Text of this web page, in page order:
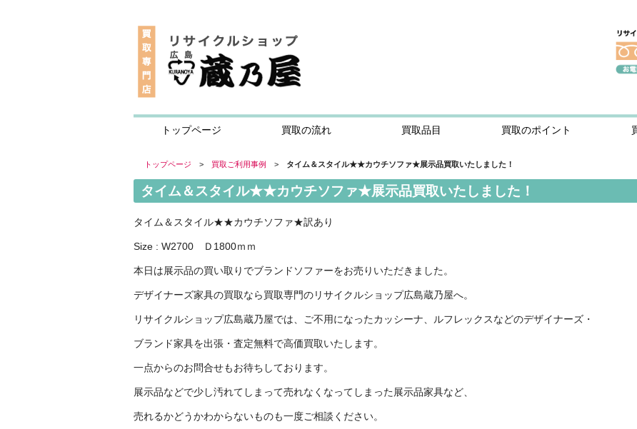
トップページ 買取の流れ 買取品目 買取のポイント
トップページ > 買取ご利用事例 > タイム＆スタイル★★カウチソファ★展示品買取いたしました！
タイム＆スタイル★★カウチソファ★展示品買取いたしました！
タイム＆スタイル★★カウチソファ★訳あり
Size : W2700 Ｄ1800ｍｍ
本日は展示品の買い取りでブランドソファーをお売りいただきました。
デザイナーズ家具の買取なら買取専門のリサイクルショップ広島蔵乃屋へ。
リサイクルショップ広島蔵乃屋では、ご不用になったカッシーナ、ルフレックスなどのデザイナーズ・
ブランド家具を出張・査定無料で高価買取いたします。
一点からのお問合せもお待ちしております。
展示品などで少し汚れてしまって売れなくなってしまった展示品家具など、
売れるかどうかわからないものも一度ご相談ください。